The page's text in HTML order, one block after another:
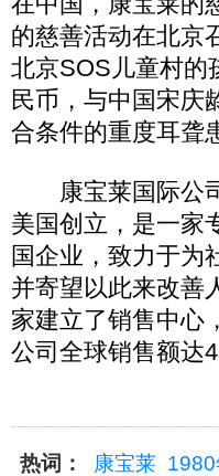
的慈善活动在北京
北京SOS儿童村的
民币，与中国宋庆
合条件的重度耳聋
康宝莱国际公司
美国创立，是一家
国企业，致力于为
并寄望以此来改善
家建立了销售中心
公司全球销售额达
热词： 康宝莱